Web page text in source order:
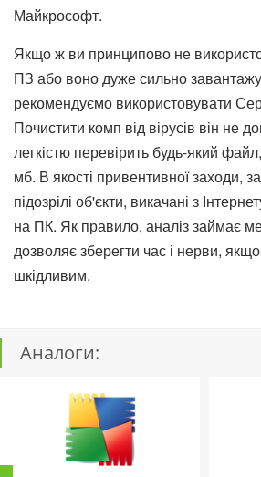
Майкрософт.
Якщо ж ви принципово не
ПЗ або воно дуже сильно
рекомендуємо використовувати
Почистити комп від вірусів він не
легкістю перевірить будь-який
мб. В якості привентивної заходи,
підозрілі об'єкти, викачані з
на ПК. Як правило, аналіз займає
дозволяє зберегти час і нерви,
шкідливим.
Аналоги: